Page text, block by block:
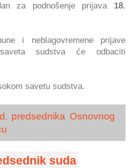
za podnošenje prijava 18.
i neblagovremene prijave
sudstva će odbaciti
savetu sudstva.
predsednika Osnovnog
suda